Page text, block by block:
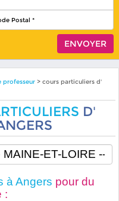
professeur> cours particuliers d'
D'
à Angers pour du
: